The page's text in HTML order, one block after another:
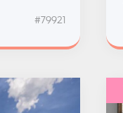
#79921